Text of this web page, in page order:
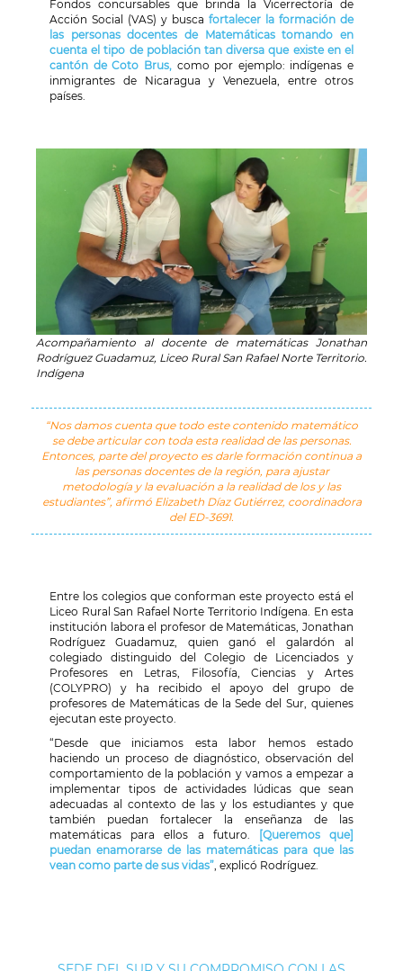
Fondos concursables que brinda la Vicerrectoría de
Acción Social (VAS) y busca fortalecer la formación de
las personas docentes de Matemáticas tomando en
cuenta el tipo de población tan diversa que existe en el
cantón de Coto Brus,como por ejemplo: indígenas e
inmigrantes de Nicaragua y Venezuela, entre otros
países.
Acompañamiento al docente de matemáticas Jonathan
Rodríguez Guadamuz, Liceo Rural San Rafael Norte Territorio.
Indígena
“Nos damos cuenta que todo este contenido matemático
se debe articular con toda esta realidad de las personas.
Entonces, parte del proyecto es darle formación continua a
las personas docentes de la región, para ajustar
metodología y la evaluación a la realidad de los y las
estudiantes”, afirmó Elizabeth Díaz Gutiérrez, coordinadora
del ED-3691.
Entre los colegios que conforman este proyecto está el
Liceo Rural San Rafael Norte Territorio Indígena. En esta
institución labora el profesor de Matemáticas, Jonathan
Rodríguez Guadamuz, quien ganó el galardón al
colegiado distinguido del Colegio de Licenciados y
Profesores en Letras, Filosofía, Ciencias y Artes
(COLYPRO) y ha recibido el apoyo del grupo de
profesores de Matemáticas de la Sede del Sur, quienes
ejecutan este proyecto.
“Desde que iniciamos esta labor hemos estado
haciendo un proceso de diagnóstico, observación del
comportamiento de la población y vamos a empezar a
implementar tipos de actividades lúdicas que sean
adecuadas al contexto de las y los estudiantes y que
también puedan fortalecer la enseñanza de las
matemáticas para ellos a futuro.
[Queremos que]
puedan enamorarse de las matemáticas para que las
vean como parte de sus vidas” , explicó Rodríguez.